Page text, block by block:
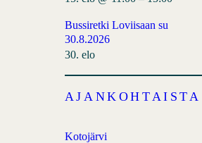
k
Bussiretki Loviisaan su
30.8.2026
30. elo
AJANKOHTAISTA
Kotojärvi